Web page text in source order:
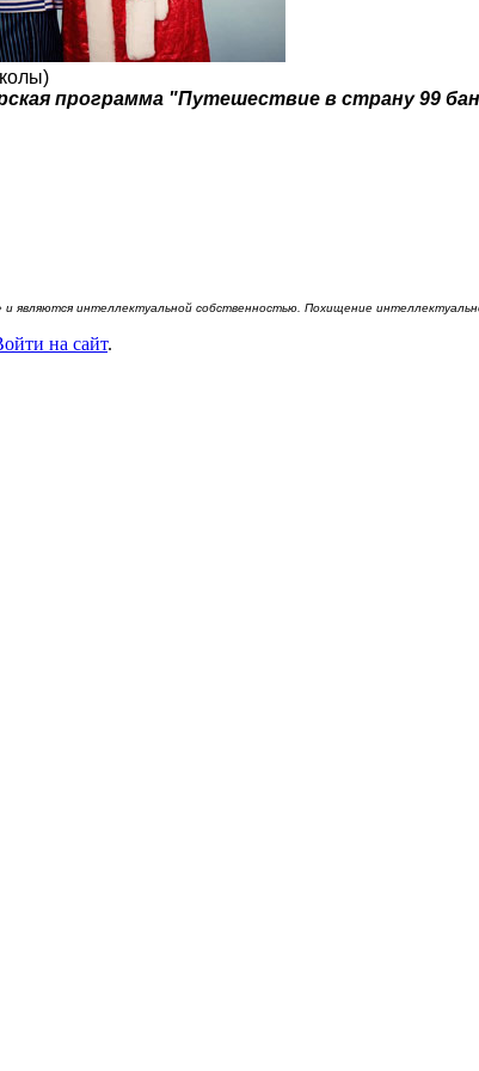
программа "Путешествие в страну 99
интеллектуальной собственностью. Похищение
на сайт.